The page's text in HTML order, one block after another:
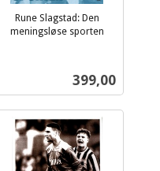
Rune Slagstad: Den
meningsløse sporten
Pris
399,00